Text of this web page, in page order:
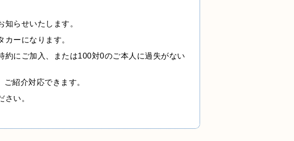
らせいたします。
ーになります。
約にご加入、または100対0のご本人に過失がない
紹介対応できます。
い。